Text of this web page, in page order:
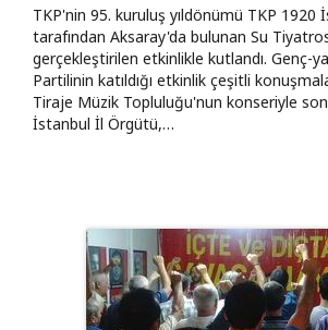
TKP'nin 95. kuruluş yıldönümü TKP
tarafından Aksaray'da bulunan Su
gerçekleştirilen etkinlikle kutlandı. Genç-
Partilinin katıldığı etkinlik çeşitli
Tiraje Müzik Topluluğu'nun konseriyle
İstanbul İl Örgütü,…